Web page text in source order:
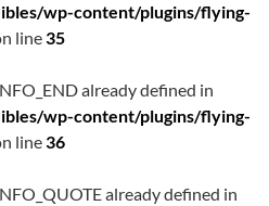
wp-content/plugins/flying-
line35
already defined in
wp-content/plugins/flying-
line36
already defined in